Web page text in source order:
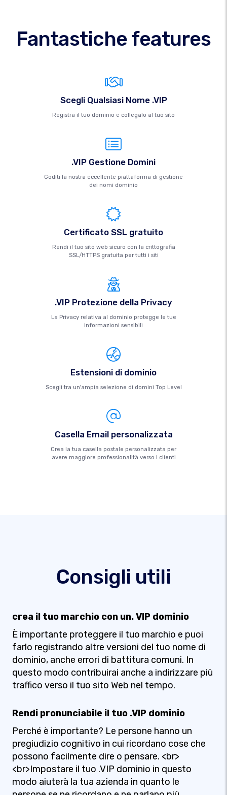
Fantastiche features
Scegli Qualsiasi Nome .VIP
Registra il tuo dominio e collegalo al tuo sito
.VIP Gestione Domini
Goditi la nostra eccellente piattaforma di gestione
dei nomi dominio
Certificato SSL gratuito
Rendi il tuo sito web sicuro con la crittografia
SSL/HTTPS gratuita per tutti i siti
.VIP Protezione della Privacy
La Privacy relativa al dominio protegge le tue
informazioni sensibili
Estensioni di dominio
Scegli tra un'ampia selezione di domini Top Level
Casella Email personalizzata
Crea la tua casella postale personalizzata per
avere maggiore professionalità verso i clienti
Consigli utili
crea il tuo marchio con un. VIP dominio
È importante proteggere il tuo marchio e puoi
farlo registrando altre versioni del tuo nome di
dominio, anche errori di battitura comuni. In
questo modo contribuirai anche a indirizzare più
traffico verso il tuo sito Web nel tempo.
Rendi pronunciabile il tuo .VIP dominio
Perché è importante? Le persone hanno un
pregiudizio cognitivo in cui ricordano cose che
possono facilmente dire o pensare. <br>
<br>Impostare il tuo .VIP dominio in questo
modo aiuterà la tua azienda in quanto le